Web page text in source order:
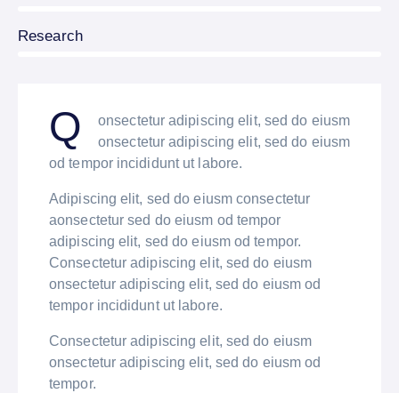
Research
Q
onsectetur adipiscing elit, sed do eiusm
onsectetur adipiscing elit, sed do eiusm
od tempor incididunt ut labore.
Adipiscing elit, sed do eiusm consectetur
aonsectetur sed do eiusm od tempor
adipiscing elit, sed do eiusm od tempor.
Consectetur adipiscing elit, sed do eiusm
onsectetur adipiscing elit, sed do eiusm od
tempor incididunt ut labore.
Consectetur adipiscing elit, sed do eiusm
onsectetur adipiscing elit, sed do eiusm od
tempor.